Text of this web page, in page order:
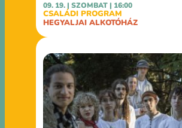
09. 19. | SZOMBAT | 16:00
CSALÁDI PROGRAM
HEGYALJAI ALKOTÓHÁZ